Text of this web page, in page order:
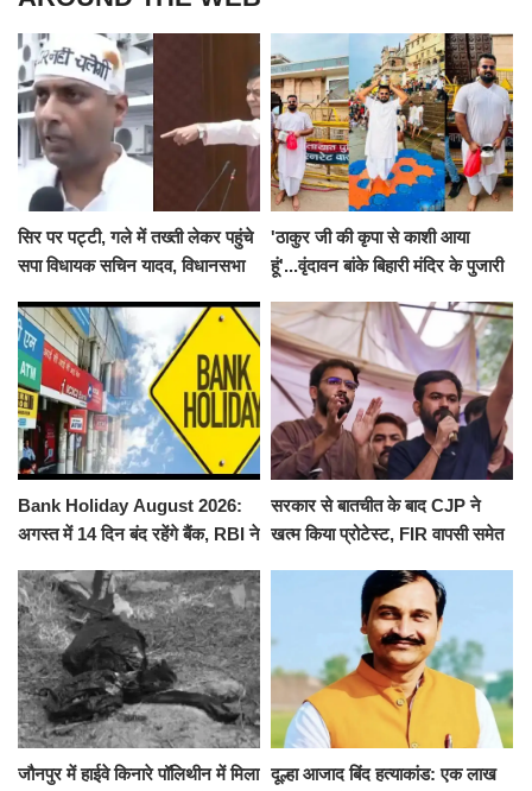
सिर पर पट्टी, गले में तख्ती लेकर पहुंचे
सपा विधायक सचिन यादव, विधानसभा
निलंबित
'ठाकुर जी की कृपा से काशी आया
हूं'...वृंदावन बांके बिहारी मंदिर के पुजारी
जलाभिषेक
Bank Holiday August 2026:
अगस्त में 14 दिन बंद रहेंगे बैंक, RBI ने
सरकार से बातचीत के बाद CJP ने
खत्म किया प्रोटेस्ट, FIR वापसी समेत
जौनपुर में हाईवे किनारे पॉलिथीन में मिला दूल्हा आजाद बिंद हत्याकांड: एक लाख